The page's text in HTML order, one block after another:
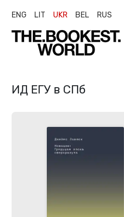
ENG LIT UKR BEL RUS
ИД ЕГУ в СПб